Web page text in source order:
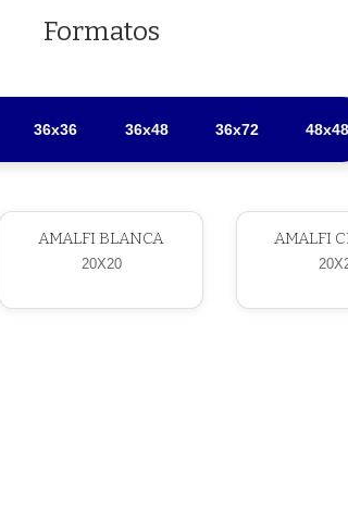
Formatos
36x36 36x48 36x72 48x48
AMALFI BLANCA
20X20
AMALFI